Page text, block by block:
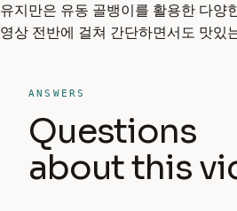
유지만은 유동 골뱅이를 활용한 다양
영상 전반에 걸쳐 간단하면서도 맛있
ANSWERS
Questions
about this